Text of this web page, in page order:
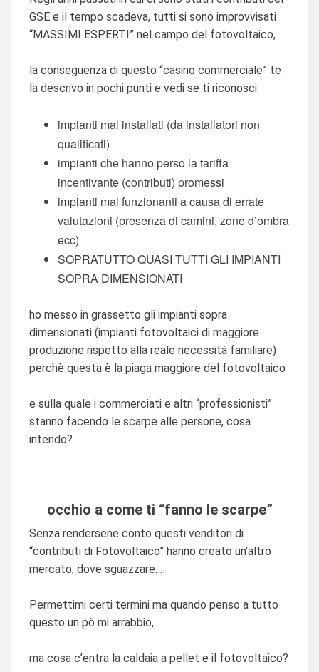
GSE e il tempo scadeva, tutti si sono improvvisati
“MASSIMI ESPERTI” nel campo del fotovoltaico,
la conseguenza di questo “casino commerciale” te
la descrivo in pochi punti e vedi se ti riconosci:
impianti mal installati (da installatori non
qualificati)
impianti che hanno perso la tariffa
incentivante (contributi) promessi
impianti mal funzionanti a causa di errate
valutazioni (presenza di camini, zone d’ombra
ecc)
SOPRATUTTO QUASI TUTTI GLI IMPIANTI
SOPRA DIMENSIONATI
ho messo in grassetto gli impianti sopra
dimensionati (impianti fotovoltaici di maggiore
produzione rispetto alla reale necessità familiare)
perchè questa è la piaga maggiore del fotovoltaico
e sulla quale i commerciati e altri “professionisti”
stanno facendo le scarpe alle persone, cosa
intendo?
occhio a come ti “fanno le scarpe”
Senza rendersene conto questi venditori di
“contributi di Fotovoltaico” hanno creato un’altro
mercato, dove sguazzare…
Permettimi certi termini ma quando penso a tutto
questo un pò mi arrabbio,
ma cosa c’entra la caldaia a pellet e il fotovoltaico?